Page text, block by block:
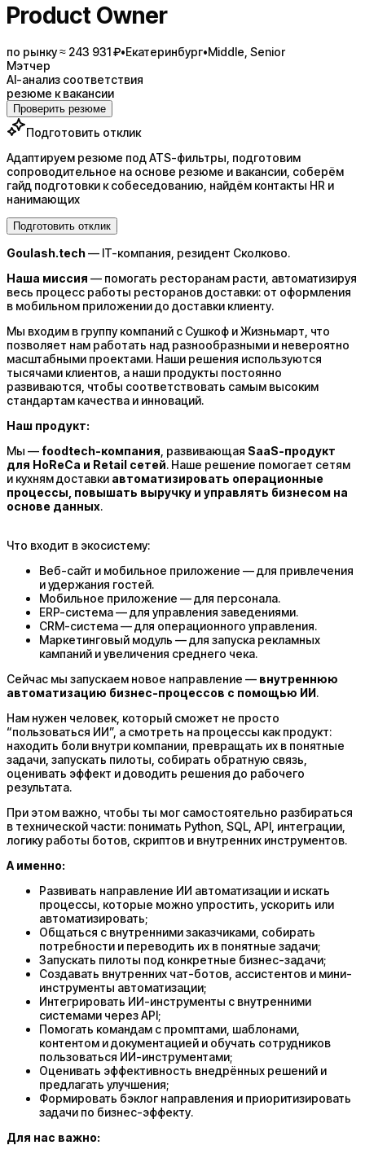
Product Owner
по рынку ≈ 243 931 ₽•Екатеринбург•Middle, Senior
Мэтчер
AI-анализ соответствия
резюме к вакансии
Проверить резюме
Подготовить отклик
Адаптируем резюме под ATS-фильтры, подготовим
сопроводительное на основе резюме и вакансии, соберём
гайд подготовки к собеседованию, найдём контакты HR и
нанимающих
Подготовить отклик
Goulash.tech— IT-компания, резидент Сколково.
Наша миссия — помогать ресторанам расти, автоматизируя
весь процесс работы ресторанов доставки: от оформления
в мобильном приложении до доставки клиенту.
Мы входим в группу компаний с Сушкоф и Жизньмарт, что
позволяет нам работать над разнообразными и невероятно
масштабными проектами. Наши решения используются
тысячами клиентов, а наши продукты постоянно
развиваются, чтобы соответствовать самым высоким
стандартам качества и инноваций.
Наш продукт:
Мы — foodtech-компания , развивающая SaaS-продукт
для HoReCa и Retail сетей. Наше решение помогает сетям
и кухням доставки автоматизировать операционные
процессы, повышать выручку и управлять бизнесом на
основе данных.
Что входит в экосистему:
Веб-сайт и мобильное приложение — для привлечения
и удержания гостей.
Мобильное приложение — для персонала.
ERP-система — для управления заведениями.
CRM-система — для операционного управления.
Маркетинговый модуль — для запуска рекламных
кампаний и увеличения среднего чека.
Сейчас мы запускаем новое направление — внутреннюю
автоматизацию бизнес-процессов с помощью ИИ.
Нам нужен человек, который сможет не просто
“пользоваться ИИ”, а смотреть на процессы как продукт:
находить боли внутри компании, превращать их в понятные
задачи, запускать пилоты, собирать обратную связь,
оценивать эффект и доводить решения до рабочего
результата.
При этом важно, чтобы ты мог самостоятельно разбираться
в технической части: понимать Python, SQL, API, интеграции,
логику работы ботов, скриптов и внутренних инструментов.
А именно:
Развивать направление ИИ автоматизации и искать
процессы, которые можно упростить, ускорить или
автоматизировать;
Общаться с внутренними заказчиками, собирать
потребности и переводить их в понятные задачи;
Запускать пилоты под конкретные бизнес-задачи;
Создавать внутренних чат-ботов, ассистентов и мини-
инструменты автоматизации;
Интегрировать ИИ-инструменты с внутренними
системами через API;
Помогать командам с промптами, шаблонами,
контентом и документацией и обучать сотрудников
пользоваться ИИ-инструментами;
Оценивать эффективность внедрённых решений и
предлагать улучшения;
Формировать бэклог направления и приоритизировать
задачи по бизнес-эффекту.
Для нас важно: